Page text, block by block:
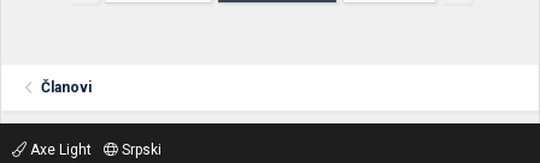
Članovi
Axe Light
Srpski